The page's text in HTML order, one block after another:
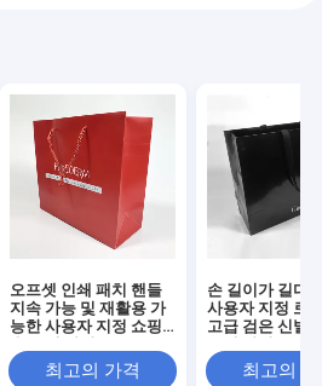
오프셋 인쇄 패치 핸들
지속 가능 및 재활용 가
능한 사용자 지정 쇼핑
최고의 가격
손 길이가 길다
사용자 지정 로
고급 검은 신발
최고의